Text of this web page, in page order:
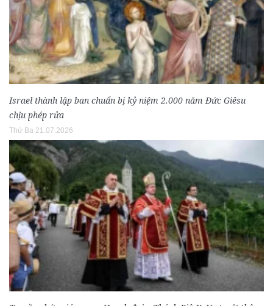
Israel thành lập ban chuẩn bị kỷ niệm 2.000 năm Đức Giêsu
chịu phép rửa
Thứ Ba 21.07.2026